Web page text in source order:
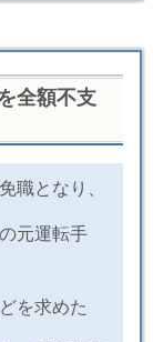
全額不支
職となり、
元運転手
を求めた